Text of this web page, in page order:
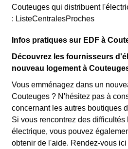
Couteuges qui distribuent
: ListeCentralesProches
Infos pratiques sur EDF à
Découvrez les fournisseurs
nouveau logement à
Vous emménagez dans un
Couteuges ? N'hésitez pas à
concernant les autres boutiques
Si vous rencontrez des difficultés
électrique, vous pouvez
obtenir de l'aide. Rendez-vous ici